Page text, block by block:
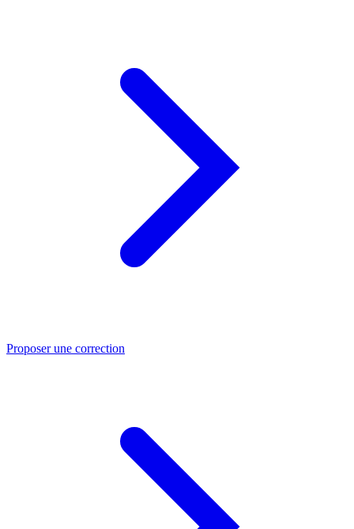
Proposer une correction